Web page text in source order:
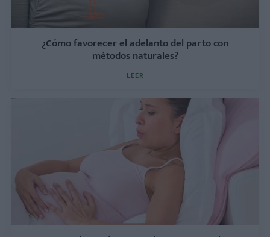
¿Cómo favorecer el adelanto del parto con
métodos naturales?
LEER